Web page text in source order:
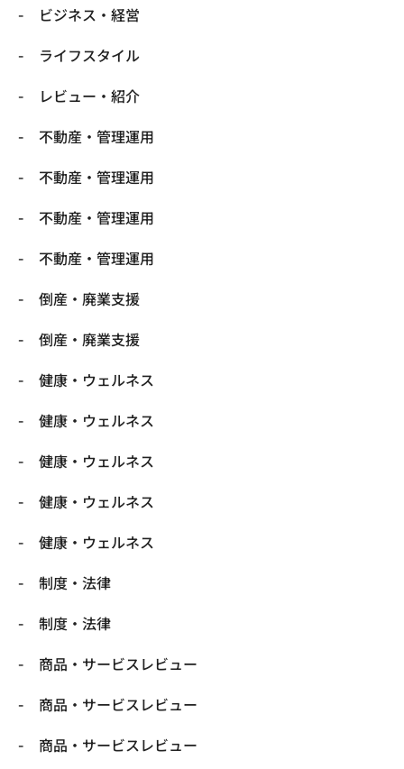
ビジネス・経営
ライフスタイル
レビュー・紹介
不動産・管理運用
不動産・管理運用
不動産・管理運用
不動産・管理運用
倒産・廃業支援
倒産・廃業支援
健康・ウェルネス
健康・ウェルネス
健康・ウェルネス
健康・ウェルネス
健康・ウェルネス
制度・法律
制度・法律
商品・サービスレビュー
商品・サービスレビュー
商品・サービスレビュー